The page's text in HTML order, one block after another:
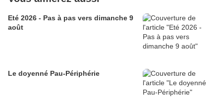
Eté 2026 - Pas à pas vers dimanche 9
août
Le doyenné Pau-Périphérie